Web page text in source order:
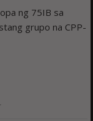
ng 75IB sa
grupo na CPP-